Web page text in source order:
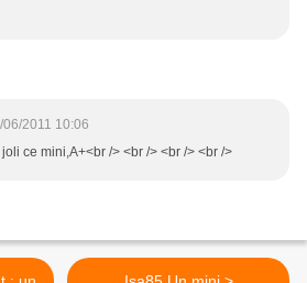
06/2011 10:06
ce mini,A+<br /> <br /> <br /> <br />